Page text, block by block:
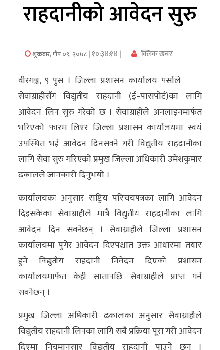
अर्थ/
मनाेरञ्जन
विज्ञान
प्रविधि
अन्तरर्वार्ता
विचार/
ब्लग
रोचक
अन्य
क्लिक
खबर
विशेष
राशिफल
फोटो
ग्यालरी
राहदानीको आवेदन सुरु
शुक्रबार, पौष ०९, २०७८| १०:३४:१४ | क्लिक खबर
वीरगञ्ज, ९ पुस । जिल्ला प्रशासन कार्यालय पर्साले
सेवाग्राहीसँग विद्युतीय राहदानी (ई–पासपोर्ट)का लागि
आवेदन लिन सुरु गरेको छ । सेवाग्राहीले अनलाइनमार्फत
भरिएको फारम लिएर जिल्ला प्रशासन कार्यालयमा स्वयं
उपस्थित भई आवेदन दिनसक्ने गरी विद्युतीय राहदानीका
लागि सेवा सुरु गरिएको प्रमुख जिल्ला अधिकारी उमेशकुमार
ढकालले जानकारी दिनुभयो ।
कार्यालयका अनुसार राष्ट्रिय परिचयपत्रका लागि आवेदन
दिइसकेका सेवाग्राहीले मात्रै विद्युतीय राहदानीका लागि
आवेदन दिन सक्नेछन् । सेवाग्राहीले जिल्ला प्रशासन
कार्यालयमा पुगेर आवेदन दिएपश्चात उक्त आधारमा तयार
हुने विद्युतीय राहदानी निवेदन दिएको प्रशासन
कार्यालयमार्फत केही सातापछि सेवाग्राहीले प्राप्त गर्न
सक्नेछन् ।
प्रमुख जिल्ला अधिकारी ढकालका अनुसार सेवाग्राहीले
विद्युतीय राहदानी लिनका लागि सबै प्रक्रिया पूरा गरी आवेदन